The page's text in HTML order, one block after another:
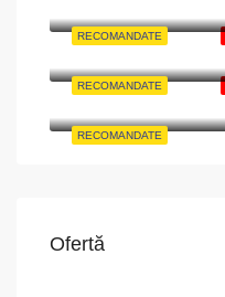
RECOMANDATE
RECOMANDATE
RECOMANDATE
Ofertă